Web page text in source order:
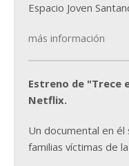
Espacio Joven
más información
Estreno de "Trece
Netflix.
Un documental en
familias víctimas de